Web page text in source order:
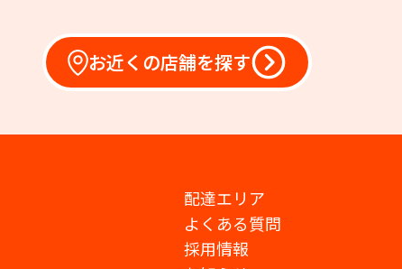
お近くの店舗を探す
配達エリア
よくある質問
採用情報